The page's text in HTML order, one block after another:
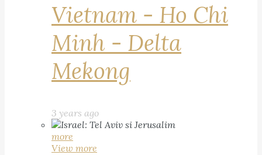
Vietnam - Ho Chi
Minh - Delta
Mekong
3 years ago
more
View more